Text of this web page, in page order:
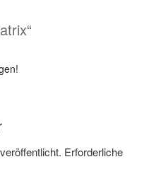
Erforderliche